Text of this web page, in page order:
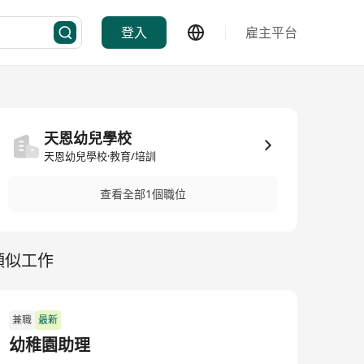
登入 雇主平台
天恩幼兒學校
天恩幼兒學校·教育/培訓
查看全部1個職位
似工作
兼職 最新
幼稚園助理